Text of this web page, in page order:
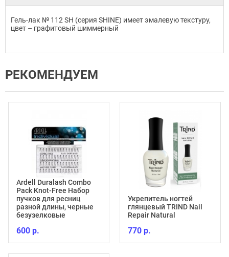
Гель-лак № 112 SH (серия SHINE) имеет эмалевую текстуру,
цвет – графитовый шиммерный
РЕКОМЕНДУЕМ
Ardell Duralash Combo
Pack Knot-Free Набор
пучков для ресниц
разной длины, черные
безузелковые
600 р.
Укрепитель ногтей
глянцевый TRIND Nail
Repair Natural
770 р.